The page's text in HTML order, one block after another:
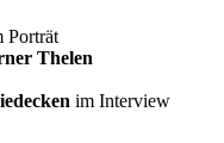
Porträt
Thelen
im Interview